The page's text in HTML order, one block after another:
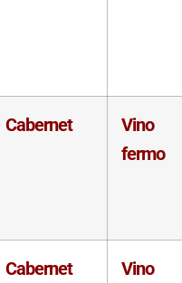
Cabernet
Vino
fermo
Cabernet
Vino